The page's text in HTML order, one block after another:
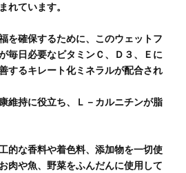
れています。
を確保するために、このウェットフ
毎日必要なビタミンＣ、Ｄ３、Ｅに
するキレート化ミネラルが配合され
維持に役立ち、Ｌ－カルニチンが脂
的な香料や着色料、添加物を一切使
肉や魚、野菜をふんだんに使用して